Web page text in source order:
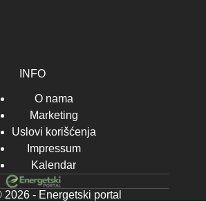
INFO
O nama
Marketing
Uslovi korišćenja
Impressum
Kalendar
- Energetski portal